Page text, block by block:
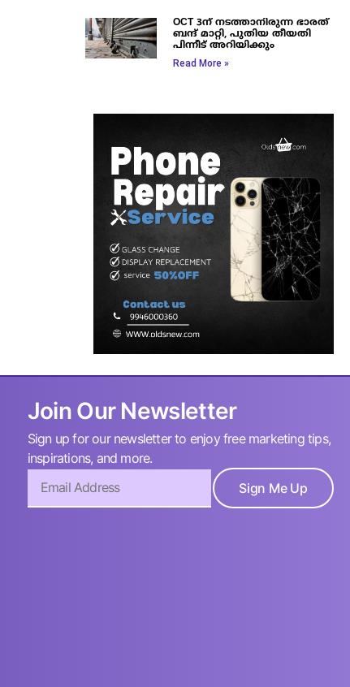
OCT 3ന് നടത്താനിരുന്ന ഭാരത്
ബന്ദ് മാറ്റി, പുതിയ തീയതി
പിന്നീട് അറിയിക്കും
Read More »
Join Our Newsletter
Sign up for our newsletter to enjoy free marketing tips,
inspirations, and more.
Sign Me Up